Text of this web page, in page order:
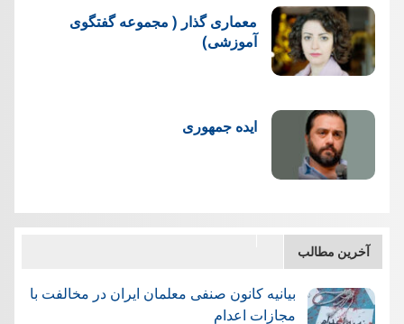
معماری گذار ( مجموعه گفتگوی
آموزشی)
ایده جمهوری
آخرین مطالب
بیانیه کانون صنفی معلمان ایران در مخالفت با
مجازات اعدام